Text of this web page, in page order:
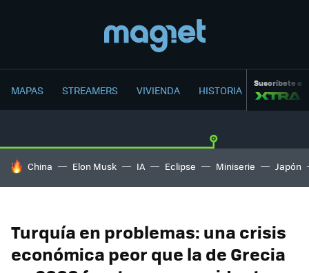
MAPAS STREAMERS VIVIENDA HISTORIA Suscríbete a
HOY SE HABLA DE
China Elon Musk IA Eclipse Miniserie Japón
Turquía en problemas: una crisis
económica peor que la de Grecia